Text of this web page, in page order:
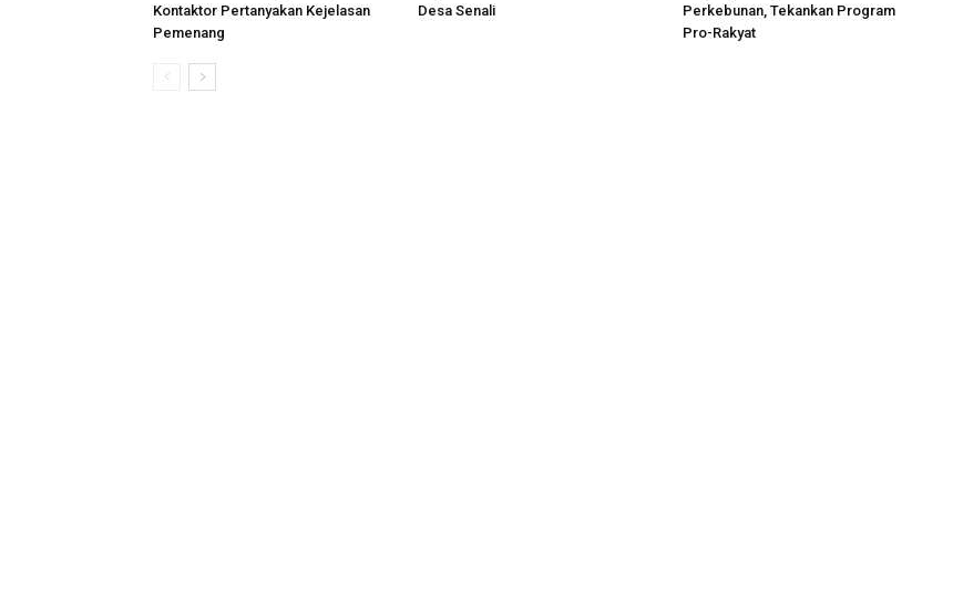
Kontaktor Pertanyakan Kejelasan
Pemenang
Desa Senali
Perkebunan, Tekankan Program
Pro-Rakyat